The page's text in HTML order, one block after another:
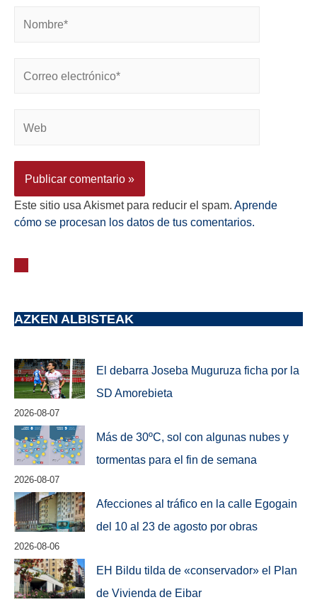
Este sitio usa Akismet para reducir el spam. Aprende
cómo se procesan los datos de tus comentarios.
AZKEN ALBISTEAK
El debarra Joseba Muguruza ficha por la
SD Amorebieta
2026-08-07
Más de 30ºC, sol con algunas nubes y
tormentas para el fin de semana
2026-08-07
Afecciones al tráfico en la calle Egogain
del 10 al 23 de agosto por obras
2026-08-06
EH Bildu tilda de «conservador» el Plan
de Vivienda de Eibar